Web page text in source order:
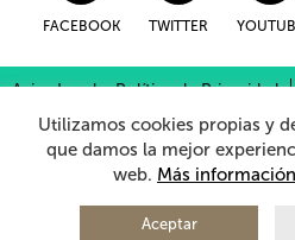
FACEBOOK TWITTER
Aviso Legal y Política de Privacidad
Condiciones Generales de Compra
Sistema Interno de Información
© 2026 - Teatro Arriaga Antzokia
Utilizamos cookies propias y
que damos la mejor
web. Más
Aceptar